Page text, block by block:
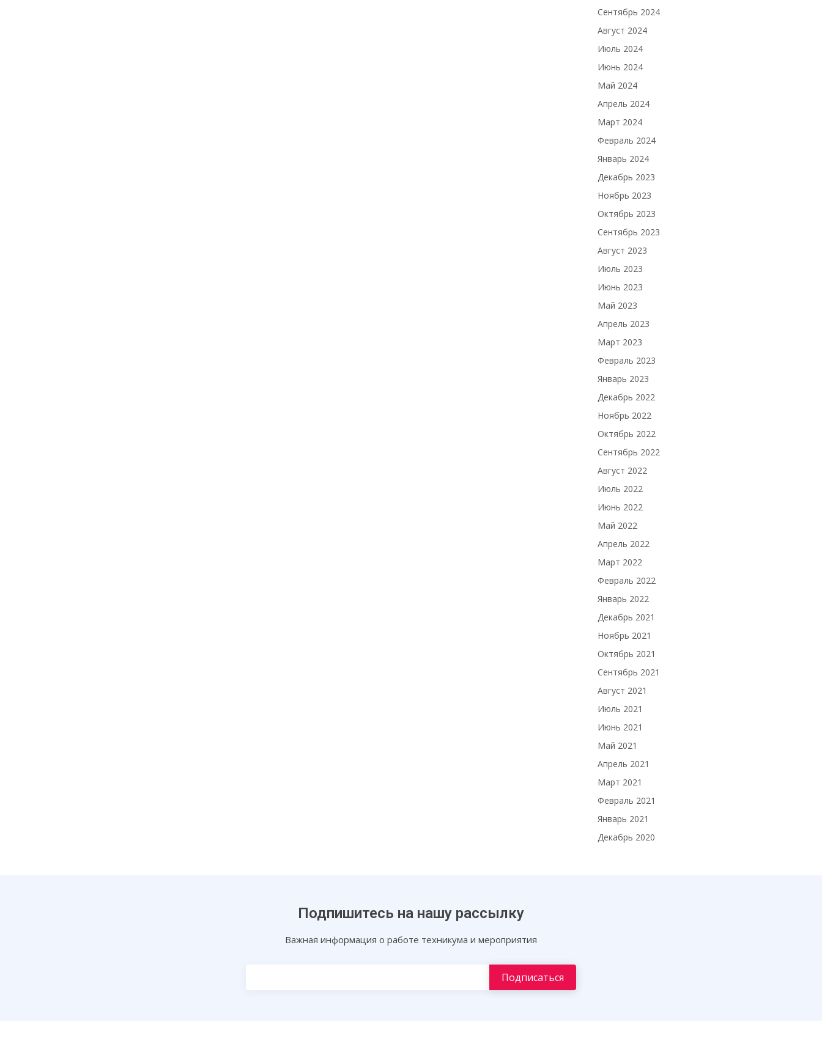
Сентябрь 2024
Август 2024
Июль 2024
Июнь 2024
Май 2024
Апрель 2024
Март 2024
Февраль 2024
Январь 2024
Декабрь 2023
Ноябрь 2023
Октябрь 2023
Сентябрь 2023
Август 2023
Июль 2023
Июнь 2023
Май 2023
Апрель 2023
Март 2023
Февраль 2023
Январь 2023
Декабрь 2022
Ноябрь 2022
Октябрь 2022
Сентябрь 2022
Август 2022
Июль 2022
Июнь 2022
Май 2022
Апрель 2022
Март 2022
Февраль 2022
Январь 2022
Декабрь 2021
Ноябрь 2021
Октябрь 2021
Сентябрь 2021
Август 2021
Июль 2021
Июнь 2021
Май 2021
Апрель 2021
Март 2021
Февраль 2021
Январь 2021
Декабрь 2020
Подпишитесь на нашу рассылку
Важная информация о работе техникума и мероприятия